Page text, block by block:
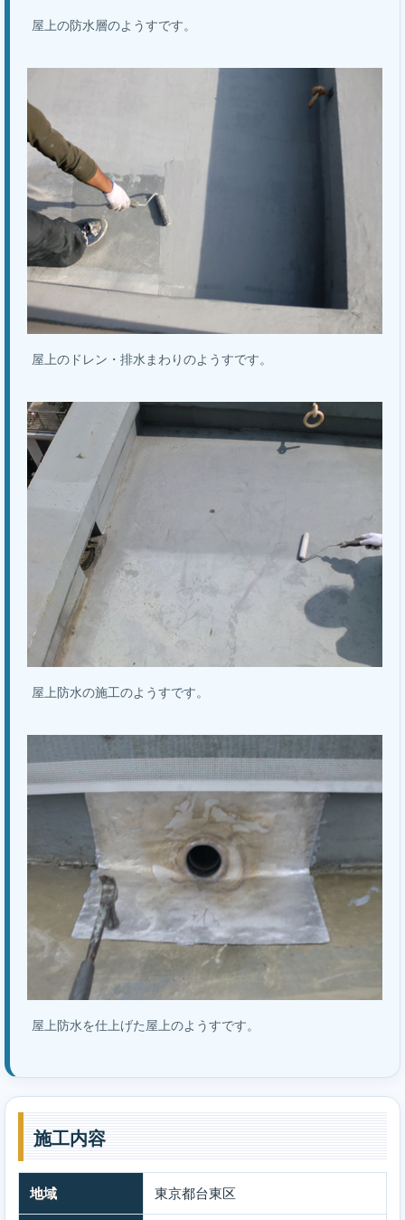
屋上の防水層のようすです。
屋上のドレン・排水まわりのようすです。
屋上防水の施工のようすです。
屋上防水を仕上げた屋上のようすです。
施工内容
地域 東京都台東区